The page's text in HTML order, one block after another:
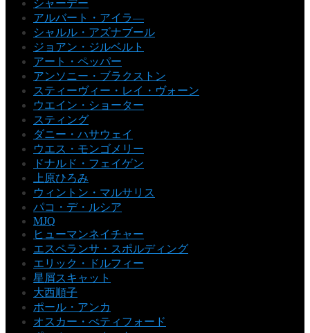
シャーデー
アルバート・アイラ―
シャルル・アズナブール
ジョアン・ジルベルト
アート・ペッパー
アンソニー・ブラクストン
スティーヴィー・レイ・ヴォーン
ウエイン・ショーター
スティング
ダニー・ハサウェイ
ウエス・モンゴメリー
ドナルド・フェイゲン
上原ひろみ
ウィントン・マルサリス
パコ・デ・ルシア
MJQ
ヒューマンネイチャー
エスペランサ・スポルディング
エリック・ドルフィー
星屑スキャット
大西順子
ポール・アンカ
オスカー・ぺティフォード